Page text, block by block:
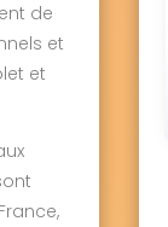
de
et
et